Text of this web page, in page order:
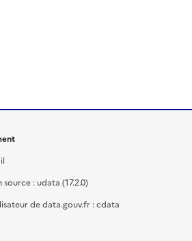
: udata (17.2.0)
de data.gouv.fr : cdata